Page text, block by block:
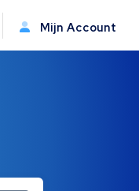
Mijn Account